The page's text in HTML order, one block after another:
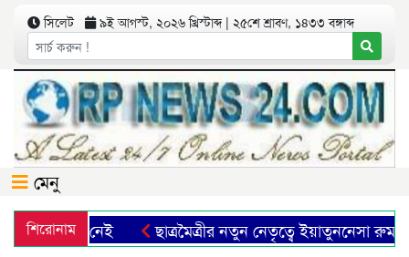
সিলেট ৯ই আগস্ট, ২০২৬ খ্রিস্টাব্দ | ২৫শে শ্রাবণ, ১৪৩৩ বঙ্গাব্দ
মেনু
শিরোনাম
বাদল আর নেই ছাত্রমৈত্রীর নতুন নেতৃত্বে ইয়াতুননেসা রুমা-